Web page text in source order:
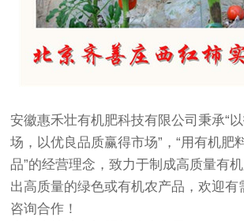
安徽惠禾壮有机肥科技有限公司秉承“
场，以优良品质赢得市场”，“用有机肥
品”的经营理念，致力于制成高质量有
出高质量的绿色或有机农产品，欢迎有
咨询合作！